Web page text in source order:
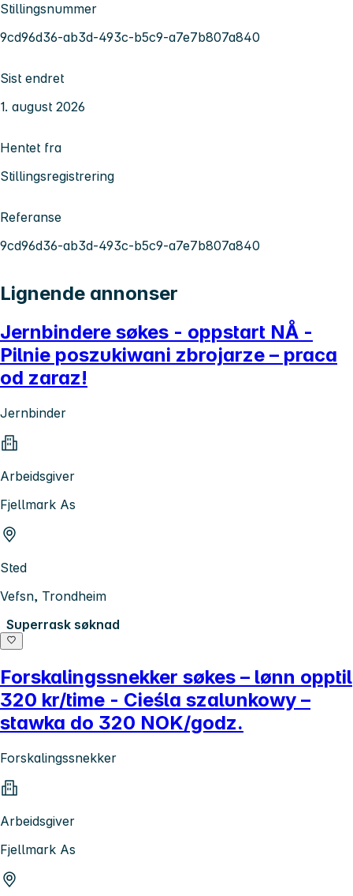
Stillingsnummer
9cd96d36-ab3d-493c-b5c9-a7e7b807a840
Sist endret
1. august 2026
Hentet fra
Stillingsregistrering
Referanse
9cd96d36-ab3d-493c-b5c9-a7e7b807a840
Lignende annonser
Jernbindere søkes - oppstart NÅ -
Pilnie poszukiwani zbrojarze – praca
od zaraz!
Jernbinder
Arbeidsgiver
Fjellmark As
Sted
Vefsn, Trondheim
Superrask søknad
Forskalingssnekker søkes – lønn opptil
320 kr/time - Cieśla szalunkowy –
stawka do 320 NOK/godz.
Forskalingssnekker
Arbeidsgiver
Fjellmark As